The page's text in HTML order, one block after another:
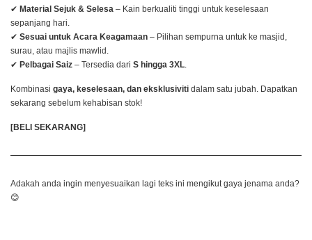
✔ Material Sejuk & Selesa – Kain berkualiti tinggi untuk keselesaan
sepanjang hari.
✔ Sesuai untuk Acara Keagamaan – Pilihan sempurna untuk ke masjid,
surau, atau majlis mawlid.
✔ Pelbagai Saiz – Tersedia dari S hingga 3XL.
Kombinasi gaya, keselesaan, dan eksklusiviti dalam satu jubah. Dapatkan
sekarang sebelum kehabisan stok!
[BELI SEKARANG]
Adakah anda ingin menyesuaikan lagi teks ini mengikut gaya jenama anda?
😊